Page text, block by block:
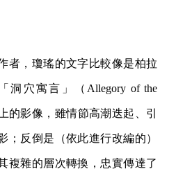
者，瓊瑤的文字比較像是柏拉
洞穴寓言」（Allegory of the
的影像，雖情節高潮迭起、引
；反倒是（依此進行改編的）
複雜的層次轉換，忠實傳達了